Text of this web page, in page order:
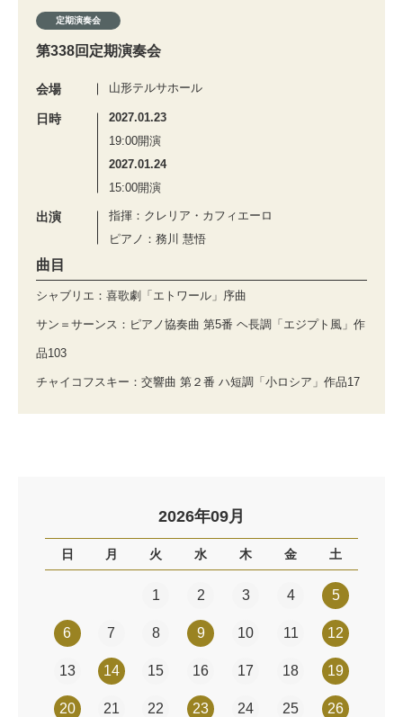
定期演奏会
第338回定期演奏会
会場 山形テルサホール
日時
2027.01.23
19:00開演
2027.01.24
15:00開演
出演
指揮：クレリア・カフィエーロ
ピアノ：務川 慧悟
曲目
シャブリエ：喜歌劇「エトワール」序曲
サン＝サーンス：ピアノ協奏曲 第5番 ヘ長調「エジプト風」作
品103
チャイコフスキー：交響曲 第２番 ハ短調「小ロシア」作品17
2026年09月
日 月 火 水 木 金 土
1 2 3 4 5
6 7 8 9 10 11 12
13 14 15 16 17 18 19
20 21 22 23 24 25 26